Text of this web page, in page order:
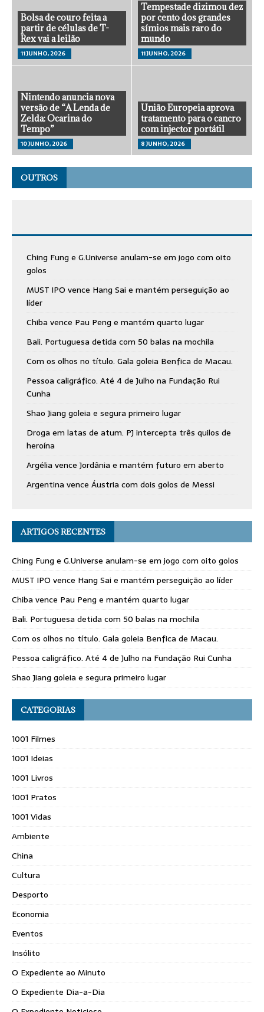
Bolsa de couro feita a
partir de células de T-
Rex vai a leilão
11 JUNHO, 2026
Tempestade dizimou dez
por cento dos grandes
símios mais raro do
mundo
11 JUNHO, 2026
Nintendo anuncia nova
versão de “A Lenda de
Zelda: Ocarina do
Tempo”
10 JUNHO, 2026
União Europeia aprova
tratamento para o cancro
com injector portátil
8 JUNHO, 2026
OUTROS
Ching Fung e G.Universe anulam-se em jogo com oito
golos
MUST IPO vence Hang Sai e mantém perseguição ao
líder
Chiba vence Pau Peng e mantém quarto lugar
Bali. Portuguesa detida com 50 balas na mochila
Com os olhos no título. Gala goleia Benfica de Macau.
Pessoa caligráfico. Até 4 de Julho na Fundação Rui
Cunha
Shao Jiang goleia e segura primeiro lugar
Droga em latas de atum. PJ intercepta três quilos de
heroína
Argélia vence Jordânia e mantém futuro em aberto
Argentina vence Áustria com dois golos de Messi
ARTIGOS RECENTES
Ching Fung e G.Universe anulam-se em jogo com oito golos
MUST IPO vence Hang Sai e mantém perseguição ao líder
Chiba vence Pau Peng e mantém quarto lugar
Bali. Portuguesa detida com 50 balas na mochila
Com os olhos no título. Gala goleia Benfica de Macau.
Pessoa caligráfico. Até 4 de Julho na Fundação Rui Cunha
Shao Jiang goleia e segura primeiro lugar
CATEGORIAS
1001 Filmes
1001 Ideias
1001 Livros
1001 Pratos
1001 Vidas
Ambiente
China
Cultura
Desporto
Economia
Eventos
Insólito
O Expediente ao Minuto
O Expediente Dia-a-Dia